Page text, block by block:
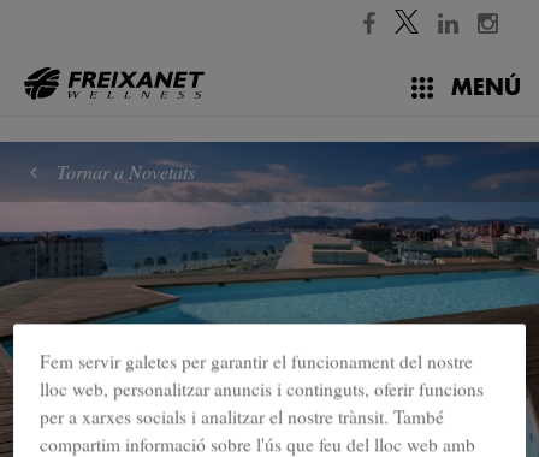
MENÚ
Tornar a Novetats
Fem servir galetes per garantir el funcionament del nostre
lloc web, personalitzar anuncis i continguts, oferir funcions
per a xarxes socials i analitzar el nostre trànsit. També
compartim informació sobre l'ús que feu del lloc web amb